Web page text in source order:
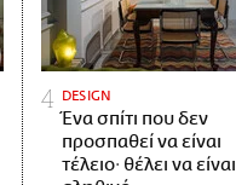
DESIGN
Ένα σπίτι που δεν
προσπαθεί να είναι
τέλειο· θέλει να είναι